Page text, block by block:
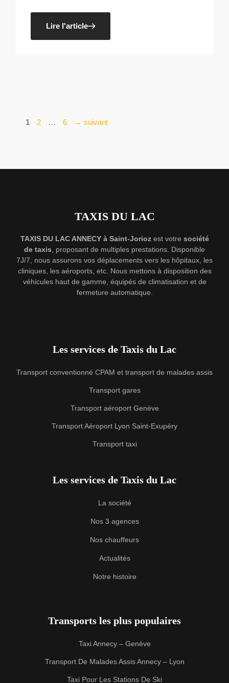
Lire l'article
Page
1 Page
2 … Page
6 → suivant
TAXIS DU LAC
TAXIS DU LAC ANNECY à Saint-Joriozest votre société
de taxis , proposant de multiples prestations. Disponible
7J/7, nous assurons vos déplacements vers les hôpitaux, les
cliniques, les aéroports, etc. Nous mettons à disposition des
véhicules haut de gamme, équipés de climatisation et de
fermeture automatique.
Les services de Taxis du Lac
Transport conventionné CPAM et transport de malades assis
Transport gares
Transport aéroport Genève
Transport Aéroport Lyon Saint-Exupéry
Transport taxi
Les services de Taxis du Lac
La société
Nos 3 agences
Nos chauffeurs
Actualités
Notre histoire
Transports les plus populaires
Taxi Annecy – Genève
Transport De Malades Assis Annecy – Lyon
Taxi Pour Les Stations De Ski